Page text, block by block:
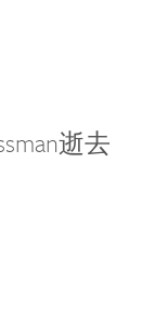
逝去